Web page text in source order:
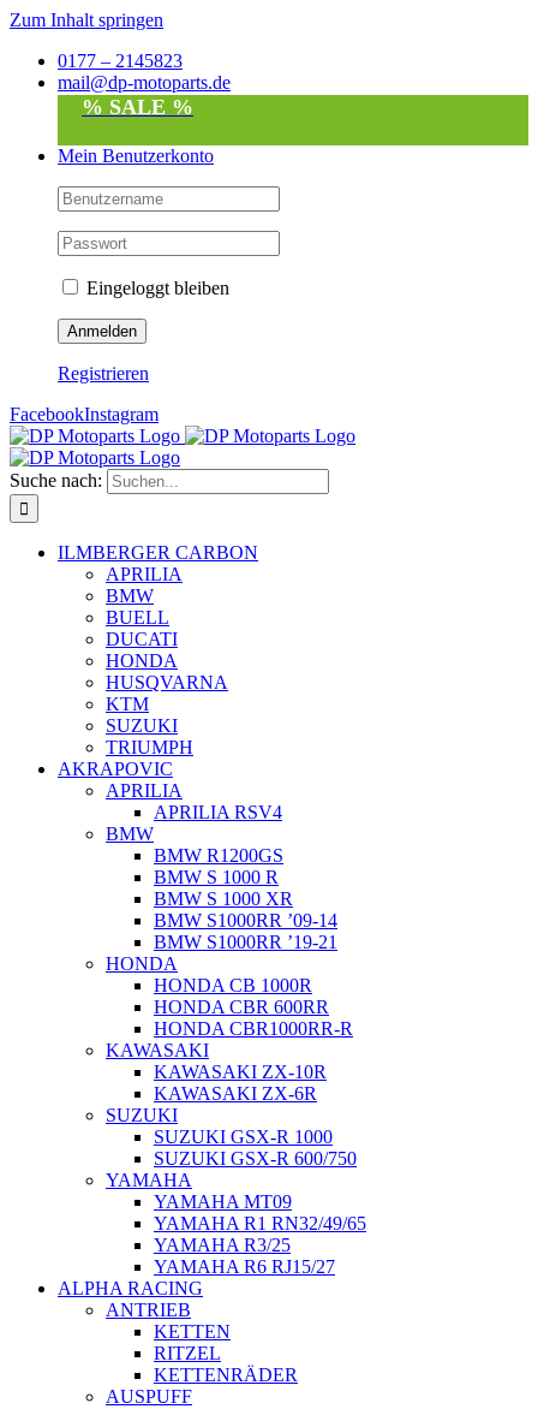
Zum Inhalt springen
0177 – 2145823
mail@dp-motoparts.de
% SALE %
Mein Benutzerkonto
Eingeloggt bleiben
Registrieren
FacebookInstagram
Suche nach:
ILMBERGER CARBON
APRILIA
BMW
BUELL
DUCATI
HONDA
HUSQVARNA
KTM
SUZUKI
TRIUMPH
AKRAPOVIC
APRILIA
APRILIA RSV4
BMW
BMW R1200GS
BMW S 1000 R
BMW S 1000 XR
BMW S1000RR ’09-14
BMW S1000RR ’19-21
HONDA
HONDA CB 1000R
HONDA CBR 600RR
HONDA CBR1000RR-R
KAWASAKI
KAWASAKI ZX-10R
KAWASAKI ZX-6R
SUZUKI
SUZUKI GSX-R 1000
SUZUKI GSX-R 600/750
YAMAHA
YAMAHA MT09
YAMAHA R1 RN32/49/65
YAMAHA R3/25
YAMAHA R6 RJ15/27
ALPHA RACING
ANTRIEB
KETTEN
RITZEL
KETTENRÄDER
AUSPUFF